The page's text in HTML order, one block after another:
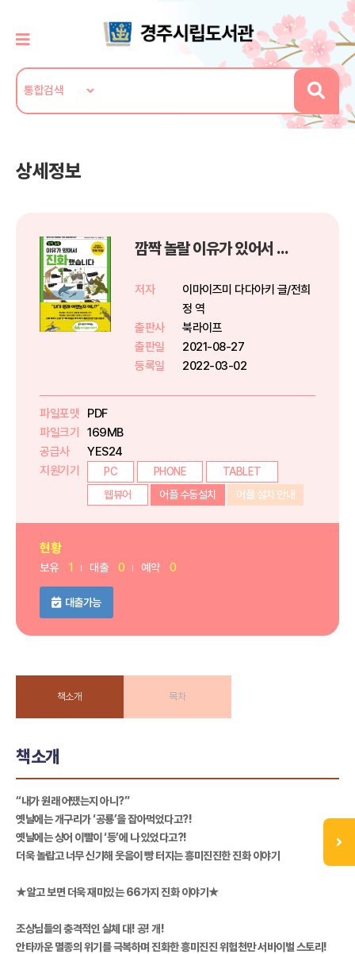
상세정보
깜짝 놀랄 이유가 있어서 진화했습니다
저자
이마이즈미 다다아키 글/전희
정 역
출판사
북라이프
출판일
2021-08-27
등록일
2022-03-02
파일포맷
PDF
파일크기
169MB
공급사
YES24
지원기기
PC PHONE
TABLET
웹뷰어
어플 수동설치 어플 설치 안내
현황
보유 1 대출 0 예약 0
대출가능
책소개 목차
책소개
“내가 원래 어땠는지 아니?”
옛날에는 개구리가 ‘공룡’을 잡아먹었다고?!
옛날에는 상어 이빨이 ‘등’에 나 있었다고?!
더욱 놀랍고 너무 신기해 웃음이 빵 터지는 흥미진진한 진화 이야기
★알고 보면 더욱 재미있는 66가지 진화 이야기★
조상님들의 충격적인 실체 대! 공! 개!
안타까운 멸종의 위기를 극복하며 진화한 흥미진진 위험천만 서바이벌 스토리!